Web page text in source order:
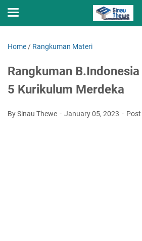
Home / Rangkuman Materi
Rangkuman
5 Kurikulum Merdeka
By Sinau Thewe January 05, 2023